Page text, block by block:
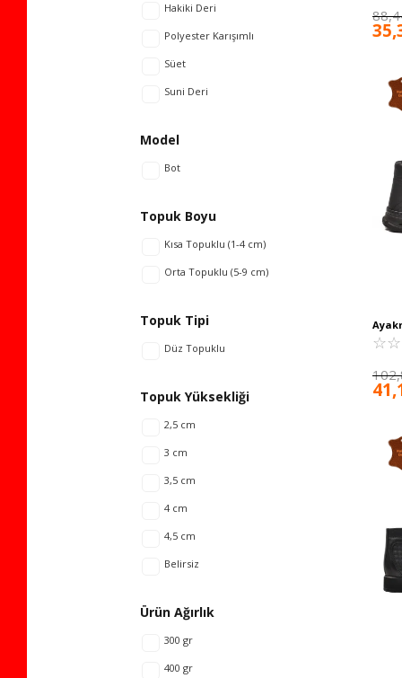
Hakiki Deri
Polyester Karışımlı
Süet
Suni Deri
Model
Bot
Topuk Boyu
Kısa Topuklu (1-4 cm)
Orta Topuklu (5-9 cm)
Topuk Tipi
Düz Topuklu
Topuk Yüksekliği
2,5 cm
3 cm
3,5 cm
4 cm
4,5 cm
Belirsiz
Ürün Ağırlık
300 gr
400 gr
Bot
☆☆
★★